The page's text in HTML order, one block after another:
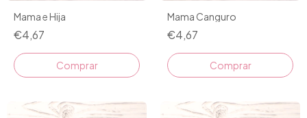
Mama e Hija
€4,67
Comprar
Mama Canguro
€4,67
Comprar